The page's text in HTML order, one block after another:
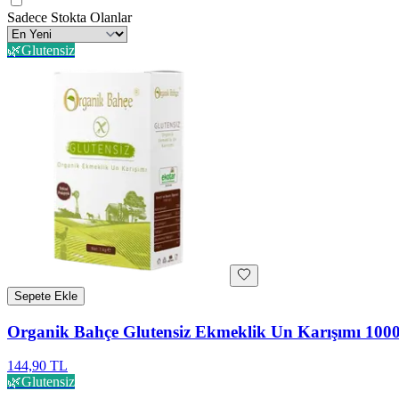
Sadece Stokta Olanlar
🌿Glutensiz
Sepete Ekle
Organik Bahçe Glutensiz Ekmeklik Un Karışımı
144,90 TL
🌿Glutensiz